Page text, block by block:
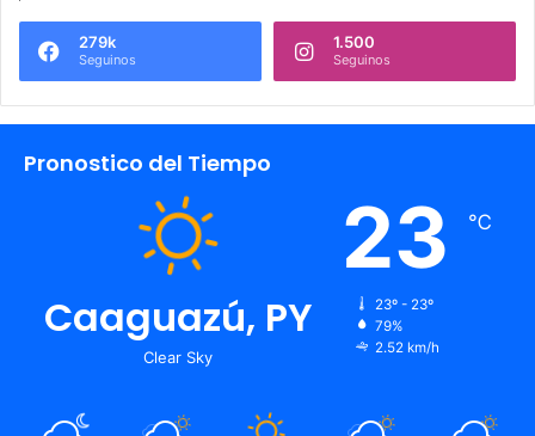
279k
Seguinos
1.500
Seguinos
Pronostico del Tiempo
Caaguazú, PY
Clear Sky
23 ℃
23º - 23º
79%
2.52 km/h